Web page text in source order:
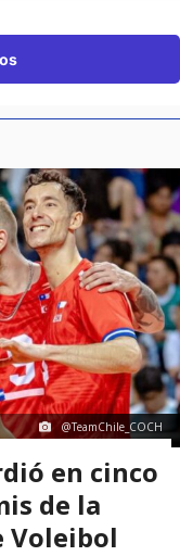
@TeamChile_COCH
en cinco
de la
Voleibol